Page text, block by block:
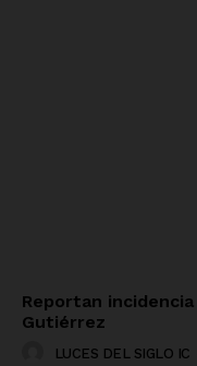
Reportan
Gutiérrez
LUCES DEL SIGLO IC